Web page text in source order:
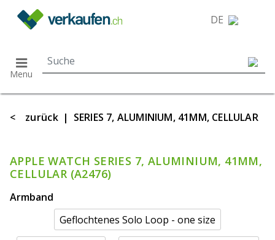
DE
Menu
< zurück | SERIES 7, ALUMINIUM, 41MM, CELLULAR
APPLE WATCH SERIES 7, ALUMINIUM, 41MM,
CELLULAR (A2476)
Armband
Geflochtenes Solo Loop - one size